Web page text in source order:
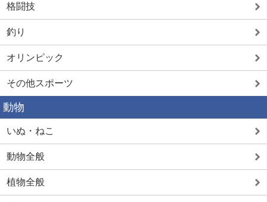
格闘技
釣り
オリンピック
その他スポーツ
動物
いぬ・ねこ
動物全般
植物全般